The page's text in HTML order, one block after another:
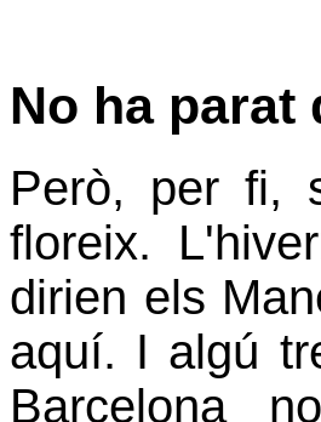
No ha parat
Però, per fi,
floreix.
dirien els
aquí. I algú
Barcelona